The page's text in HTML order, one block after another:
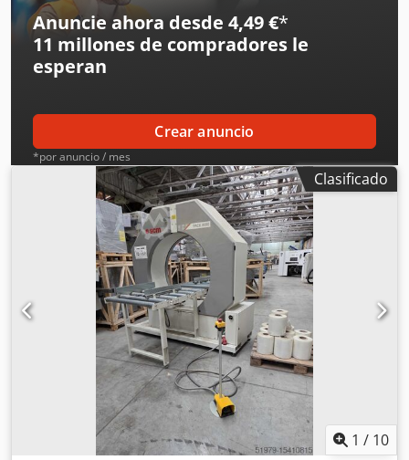
Aamox Ac Dsrf
Anuncie ahora desde 4,49 €*
11 millones de compradores le
esperan
Crear anuncio
*por anuncio / mes
Clasificado
1 / 10